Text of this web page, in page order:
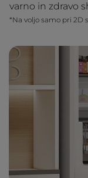
varno in zdravo
*Na voljo samo pri 2D